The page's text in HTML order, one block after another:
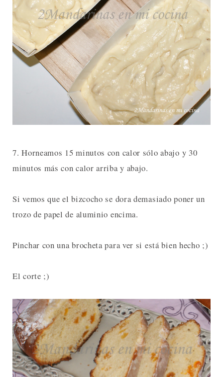
7. Horneamos 15 minutos con calor sólo abajo y 30
minutos más con calor arriba y abajo.
Si vemos que el bizcocho se dora demasiado poner un
trozo de papel de aluminio encima.
Pinchar con una brocheta para ver si está bien hecho ;)
El corte ;)